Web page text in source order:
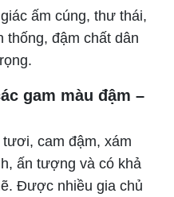
ấm cúng, thư thái,
thống, đậm chất dân
gam màu đậm –
cam đậm, xám
ấn tượng và có khả
Được nhiều gia chủ